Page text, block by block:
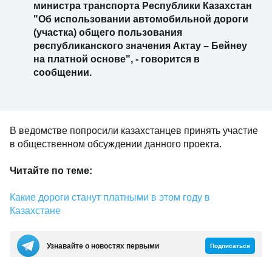
министра транспорта Республики Казахстан
"Об использовании автомобильной дороги
(участка) общего пользования
республиканского значения Актау – Бейнеу
на платной основе", - говорится в
сообщении.
В ведомстве попросили казахстанцев принять участие
в общественном обсуждении данного проекта.
Читайте по теме:
Какие дороги станут платными в этом году в
Казахстане
Узнавайте о новостях первыми Подписаться